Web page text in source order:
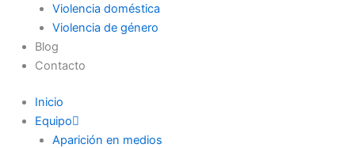
Violencia doméstica
Violencia de género
Blog
Contacto
Inicio
Equipo
Aparición en medios